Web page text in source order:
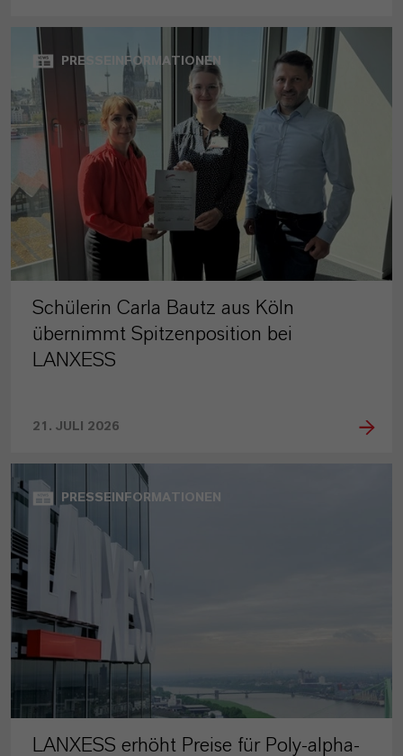
PRESSEINFORMATIONEN
Schülerin Carla Bautz aus Köln
übernimmt Spitzenposition bei
LANXESS
21. JULI 2026
PRESSEINFORMATIONEN
LANXESS erhöht Preise für Poly-alpha-